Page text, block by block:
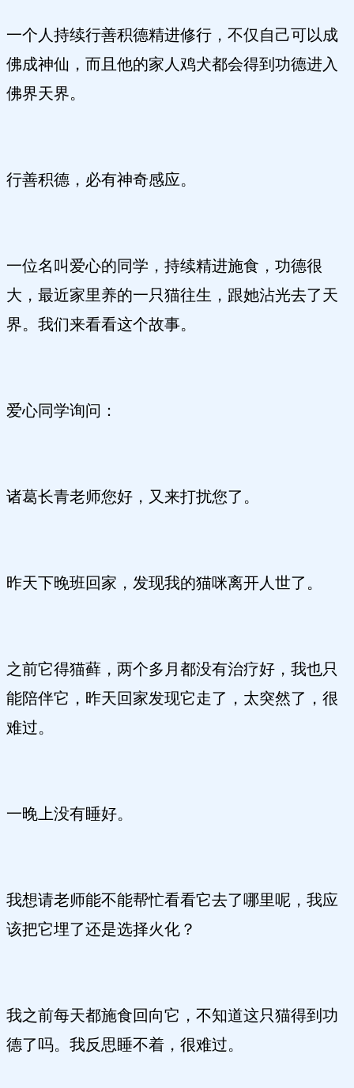
一个人持续行善积德精进修行，不仅自己可以成
佛成神仙，而且他的家人鸡犬都会得到功德进入
佛界天界。
行善积德，必有神奇感应。
一位名叫爱心的同学，持续精进施食，功德很
大，最近家里养的一只猫往生，跟她沾光去了天
界。我们来看看这个故事。
爱心同学询问：
诸葛长青老师您好，又来打扰您了。
昨天下晚班回家，发现我的猫咪离开人世了。
之前它得猫藓，两个多月都没有治疗好，我也只
能陪伴它，昨天回家发现它走了，太突然了，很
难过。
一晚上没有睡好。
我想请老师能不能帮忙看看它去了哪里呢，我应
该把它埋了还是选择火化？
我之前每天都施食回向它，不知道这只猫得到功
德了吗。我反思睡不着，很难过。